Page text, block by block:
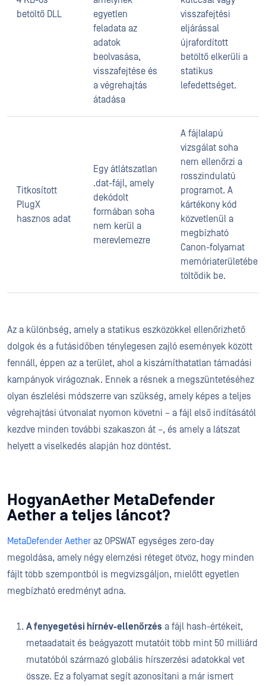
betöltő DLL
egyetlen
feladata az
adatok
beolvasása,
visszafejtése és
a végrehajtás
átadása
visszafejtési
eljárással
újrafordított
betöltő elkerüli a
statikus
lefedettséget.
Titkosított
PlugX
hasznos adat
Egy átlátszatlan
.dat-fájl, amely
dekódolt
formában soha
nem kerül a
merevlemezre
A fájlalapú
vizsgálat soha
nem ellenőrzi a
rosszindulatú
programot. A
kártékony kód
közvetlenül a
megbízható
Canon-folyamat
memóriaterületébe
töltődik be.
Az a különbség, amely a statikus eszközökkel ellenőrizhető
dolgok és a futásidőben ténylegesen zajló események között
fennáll, éppen az a terület, ahol a kiszámíthatatlan támadási
kampányok virágoznak. Ennek a résnek a megszüntetéséhez
olyan észlelési módszerre van szükség, amely képes a teljes
végrehajtási útvonalat nyomon követni – a fájl első indításától
kezdve minden további szakaszon át –, és amely a látszat
helyett a viselkedés alapján hoz döntést.
HogyanAether MetaDefender
Aether a teljes láncot?
MetaDefender Aether az OPSWAT egységes zero-day
megoldása, amely négy elemzési réteget ötvöz, hogy minden
fájlt több szempontból is megvizsgáljon, mielőtt egyetlen
megbízható eredményt adna.
A fenyegetési hírnév-ellenőrzés a fájl hash-értékeit,
metaadatait és beágyazott mutatóit több mint 50 milliárd
mutatóból származó globális hírszerzési adatokkal vet
össze. Ez a folyamat segít azonosítani a már ismert